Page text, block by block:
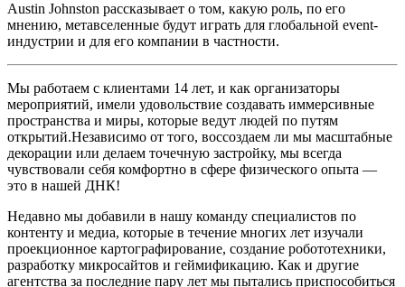
Austin Johnston рассказывает о том, какую роль, по его
мнению, метавселенные будут играть для глобальной event-
индустрии и для его компании в частности.
Мы работаем с клиентами 14 лет, и как организаторы
мероприятий, имели удовольствие создавать иммерсивные
пространства и миры, которые ведут людей по путям
открытий.Независимо от того, воссоздаем ли мы масштабные
декорации или делаем точечную застройку, мы всегда
чувствовали себя комфортно в сфере физического опыта —
это в нашей ДНК!
Недавно мы добавили в нашу команду специалистов по
контенту и медиа, которые в течение многих лет изучали
проекционное картографирование, создание робототехники,
разработку микросайтов и геймификацию. Как и другие
агентства за последние пару лет мы пытались приспособиться